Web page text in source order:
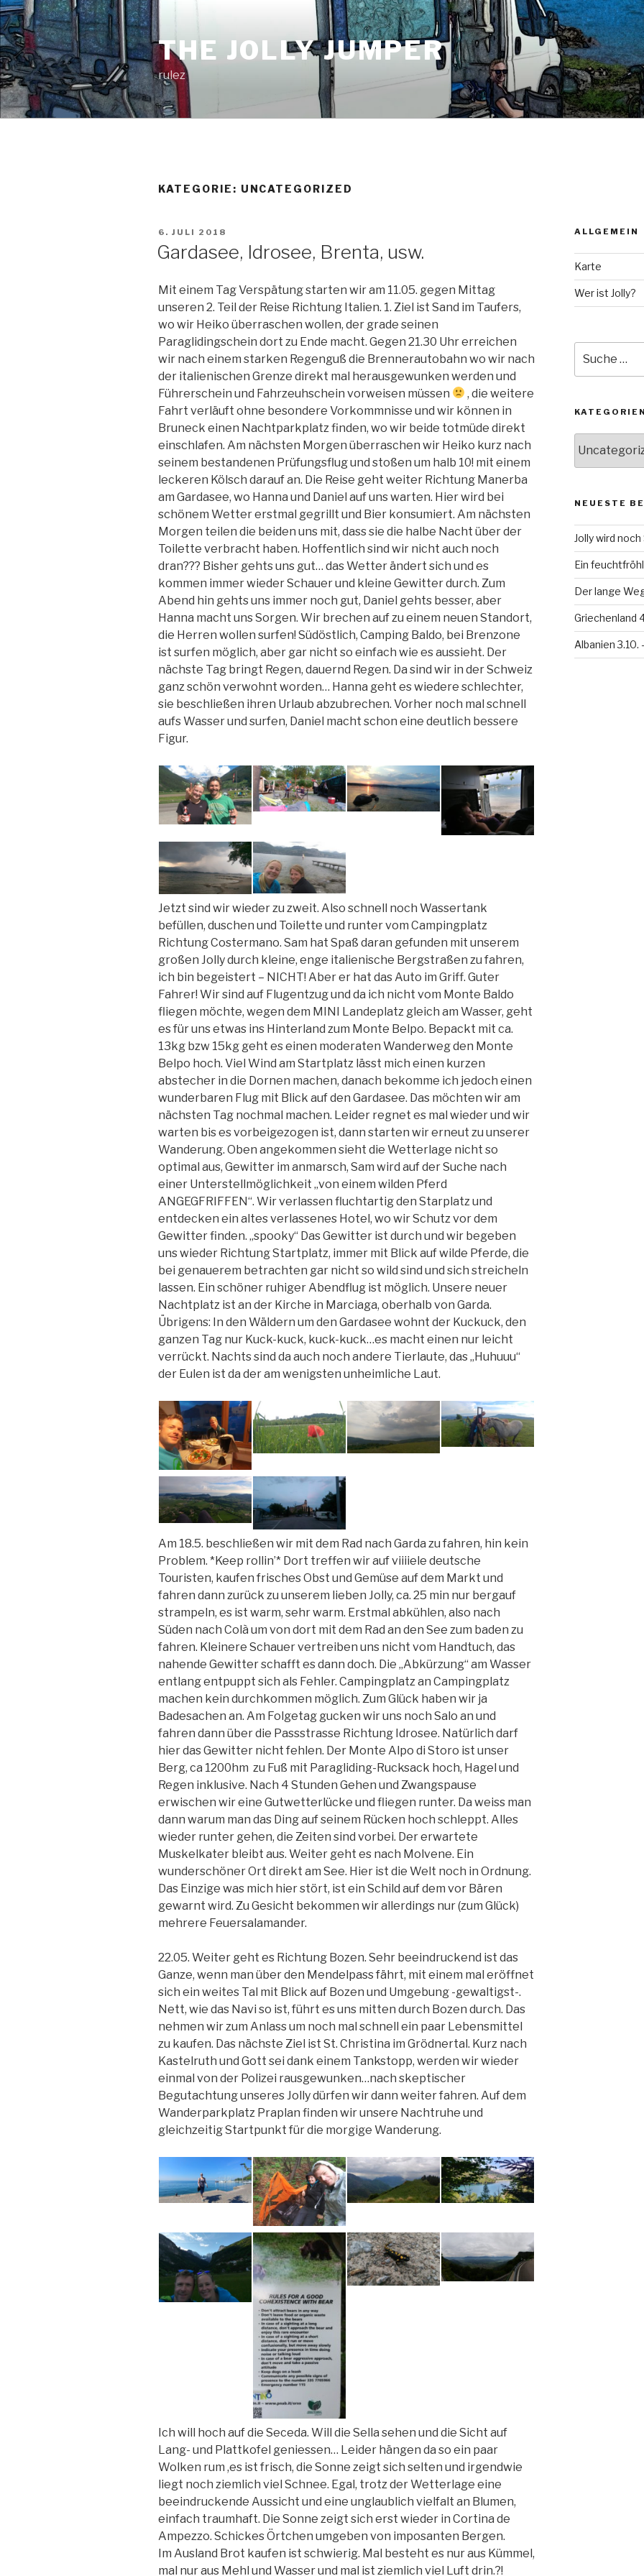
Zum
Inhalt
springen
THE JOLLY JUMPER
rulez
KATEGORIE: UNCATEGORIZED
VERÖFFENTLICHT
6. JULI 2018
Gardasee, Idrosee, Brenta, usw.
Mit einem Tag Verspätung starten wir am 11.05. gegen Mittag
unseren 2. Teil der Reise Richtung Italien. 1. Ziel ist Sand im Taufers,
wo wir Heiko überraschen wollen, der grade seinen
Paraglidingschein dort zu Ende macht. Gegen 21.30 Uhr erreichen
wir nach einem starken Regenguß die Brennerautobahn wo wir nach
der italienischen Grenze direkt mal herausgewunken werden und
Führerschein und Fahrzeuhschein vorweisen müssen
, die weitere
Fahrt verläuft ohne besondere Vorkommnisse und wir können in
Bruneck einen Nachtparkplatz finden, wo wir beide totmüde direkt
einschlafen. Am nächsten Morgen überraschen wir Heiko kurz nach
seinem bestandenen Prüfungsflug und stoßen um halb 10! mit einem
leckeren Kölsch darauf an. Die Reise geht weiter Richtung Manerba
am Gardasee, wo Hanna und Daniel auf uns warten. Hier wird bei
schönem Wetter erstmal gegrillt und Bier konsumiert. Am nächsten
Morgen teilen die beiden uns mit, dass sie die halbe Nacht über der
Toilette verbracht haben. Hoffentlich sind wir nicht auch noch
dran??? Bisher gehts uns gut… das Wetter ändert sich und es
kommen immer wieder Schauer und kleine Gewitter durch. Zum
Abend hin gehts uns immer noch gut, Daniel gehts besser, aber
Hanna macht uns Sorgen. Wir brechen auf zu einem neuen Standort,
die Herren wollen surfen! Südöstlich, Camping Baldo, bei Brenzone
ist surfen möglich, aber gar nicht so einfach wie es aussieht. Der
nächste Tag bringt Regen, dauernd Regen. Da sind wir in der Schweiz
ganz schön verwohnt worden… Hanna geht es wiedere schlechter,
sie beschließen ihren Urlaub abzubrechen. Vorher noch mal schnell
aufs Wasser und surfen, Daniel macht schon eine deutlich bessere
Figur.
Jetzt sind wir wieder zu zweit. Also schnell noch Wassertank
befüllen, duschen und Toilette und runter vom Campingplatz
Richtung Costermano. Sam hat Spaß daran gefunden mit unserem
großen Jolly durch kleine, enge italienische Bergstraßen zu fahren,
ich bin begeistert – NICHT! Aber er hat das Auto im Griff. Guter
Fahrer! Wir sind auf Flugentzug und da ich nicht vom Monte Baldo
fliegen möchte, wegen dem MINI Landeplatz gleich am Wasser, geht
es für uns etwas ins Hinterland zum Monte Belpo. Bepackt mit ca.
13kg bzw 15kg geht es einen moderaten Wanderweg den Monte
Belpo hoch. Viel Wind am Startplatz lässt mich einen kurzen
abstecher in die Dornen machen, danach bekomme ich jedoch einen
wunderbaren Flug mit Blick auf den Gardasee. Das möchten wir am
nächsten Tag nochmal machen. Leider regnet es mal wieder und wir
warten bis es vorbeigezogen ist, dann starten wir erneut zu unserer
Wanderung. Oben angekommen sieht die Wetterlage nicht so
optimal aus, Gewitter im anmarsch, Sam wird auf der Suche nach
einer Unterstellmöglichkeit „von einem wilden Pferd
ANGEGFRIFFEN“. Wir verlassen fluchtartig den Starplatz und
entdecken ein altes verlassenes Hotel, wo wir Schutz vor dem
Gewitter finden. „spooky“ Das Gewitter ist durch und wir begeben
uns wieder Richtung Startplatz, immer mit Blick auf wilde Pferde, die
bei genauerem betrachten gar nicht so wild sind und sich streicheln
lassen. Ein schöner ruhiger Abendflug ist möglich. Unsere neuer
Nachtplatz ist an der Kirche in Marciaga, oberhalb von Garda.
Übrigens: In den Wäldern um den Gardasee wohnt der Kuckuck, den
ganzen Tag nur Kuck-kuck, kuck-kuck…es macht einen nur leicht
verrückt. Nachts sind da auch noch andere Tierlaute, das „Huhuuu“
der Eulen ist da der am wenigsten unheimliche Laut.
Am 18.5. beschließen wir mit dem Rad nach Garda zu fahren, hin kein
Problem. *Keep rollin’* Dort treffen wir auf viiiiele deutsche
Touristen, kaufen frisches Obst und Gemüse auf dem Markt und
fahren dann zurück zu unserem lieben Jolly, ca. 25 min nur bergauf
strampeln, es ist warm, sehr warm. Erstmal abkühlen, also nach
Süden nach Colà um von dort mit dem Rad an den See zum baden zu
fahren. Kleinere Schauer vertreiben uns nicht vom Handtuch, das
nahende Gewitter schafft es dann doch. Die „Abkürzung“ am Wasser
entlang entpuppt sich als Fehler. Campingplatz an Campingplatz
machen kein durchkommen möglich. Zum Glück haben wir ja
Badesachen an. Am Folgetag gucken wir uns noch Salo an und
fahren dann über die Passstrasse Richtung Idrosee. Natürlich darf
hier das Gewitter nicht fehlen. Der Monte Alpo di Storo ist unser
Berg, ca 1200hm zu Fuß mit Paragliding-Rucksack hoch, Hagel und
Regen inklusive. Nach 4 Stunden Gehen und Zwangspause
erwischen wir eine Gutwetterlücke und fliegen runter. Da weiss man
dann warum man das Ding auf seinem Rücken hoch schleppt. Alles
wieder runter gehen, die Zeiten sind vorbei. Der erwartete
Muskelkater bleibt aus. Weiter geht es nach Molvene. Ein
wunderschöner Ort direkt am See. Hier ist die Welt noch in Ordnung.
Das Einzige was mich hier stört, ist ein Schild auf dem vor Bären
gewarnt wird. Zu Gesicht bekommen wir allerdings nur (zum Glück)
mehrere Feuersalamander.
22.05. Weiter geht es Richtung Bozen. Sehr beeindruckend ist das
Ganze, wenn man über den Mendelpass fährt, mit einem mal eröffnet
sich ein weites Tal mit Blick auf Bozen und Umgebung -gewaltigst-.
Nett, wie das Navi so ist, führt es uns mitten durch Bozen durch. Das
nehmen wir zum Anlass um noch mal schnell ein paar Lebensmittel
zu kaufen. Das nächste Ziel ist St. Christina im Grödnertal. Kurz nach
Kastelruth und Gott sei dank einem Tankstopp, werden wir wieder
einmal von der Polizei rausgewunken…nach skeptischer
Begutachtung unseres Jolly dürfen wir dann weiter fahren. Auf dem
Wanderparkplatz Praplan finden wir unsere Nachtruhe und
gleichzeitig Startpunkt für die morgige Wanderung.
Ich will hoch auf die Seceda. Will die Sella sehen und die Sicht auf
Lang- und Plattkofel geniessen… Leider hängen da so ein paar
Wolken rum ,es ist frisch, die Sonne zeigt sich selten und irgendwie
liegt noch ziemlich viel Schnee. Egal, trotz der Wetterlage eine
beeindruckende Aussicht und eine unglaublich vielfalt an Blumen,
einfach traumhaft. Die Sonne zeigt sich erst wieder in Cortina de
Ampezzo. Schickes Örtchen umgeben von imposanten Bergen.
Im Ausland Brot kaufen ist schwierig. Mal besteht es nur aus Kümmel,
mal nur aus Mehl und Wasser und mal ist ziemlich viel Luft drin.?!
ALLGEMEIN
Karte
Wer ist Jolly?
nach:
KATEGORIEN
NEUESTE
Jolly wird
Ein
Der lange
Griechenland
Albanien 3.10.